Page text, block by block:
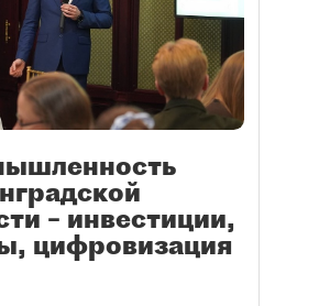
– инвестиции,
цифровизация